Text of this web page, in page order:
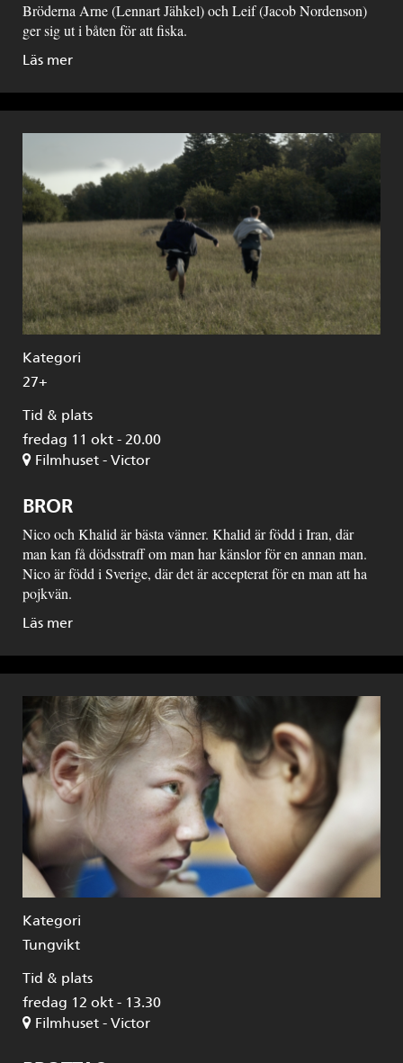
Bröderna Arne (Lennart Jähkel) och Leif (Jacob Nordenson)
ger sig ut i båten för att fiska.
Läs mer
Kategori
27+
Tid & plats
fredag 11 okt - 20.00
Filmhuset - Victor
BROR
Nico och Khalid är bästa vänner. Khalid är född i Iran, där
man kan få dödsstraff om man har känslor för en annan man.
Nico är född i Sverige, där det är accepterat för en man att ha
pojkvän.
Läs mer
Kategori
Tungvikt
Tid & plats
fredag 12 okt - 13.30
Filmhuset - Victor